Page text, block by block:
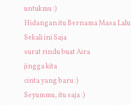
untukmu :)
Hidangan itu Bernama Masa Lalu
Sekali ini Saja
surat rindu buat Aira
jingga kita
cinta yang baru :)
Seyummu, itu saja :)